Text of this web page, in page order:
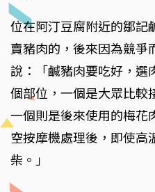
位在阿汀豆腐附近的鄒記
賣豬肉的，後來因為競爭
說：「鹹豬肉要吃好，選
個部位，一個是大眾比較
一個則是後來使用的梅花
空按摩機處理後，即使高
柴。」